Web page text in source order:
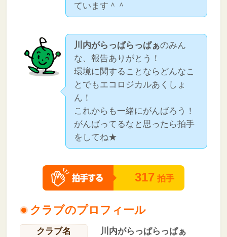
ています＾＾
川内がらっぱらっぱぁのみん
な、報告ありがとう！
環境に関することならどんなこ
とでもエコロジカルあくしょ
ん！
これからも一緒にがんばろう！
がんばってるなと思ったら拍手
をしてね★
317 拍手
クラブのプロフィール
クラブ名
川内がらっぱらっぱぁ